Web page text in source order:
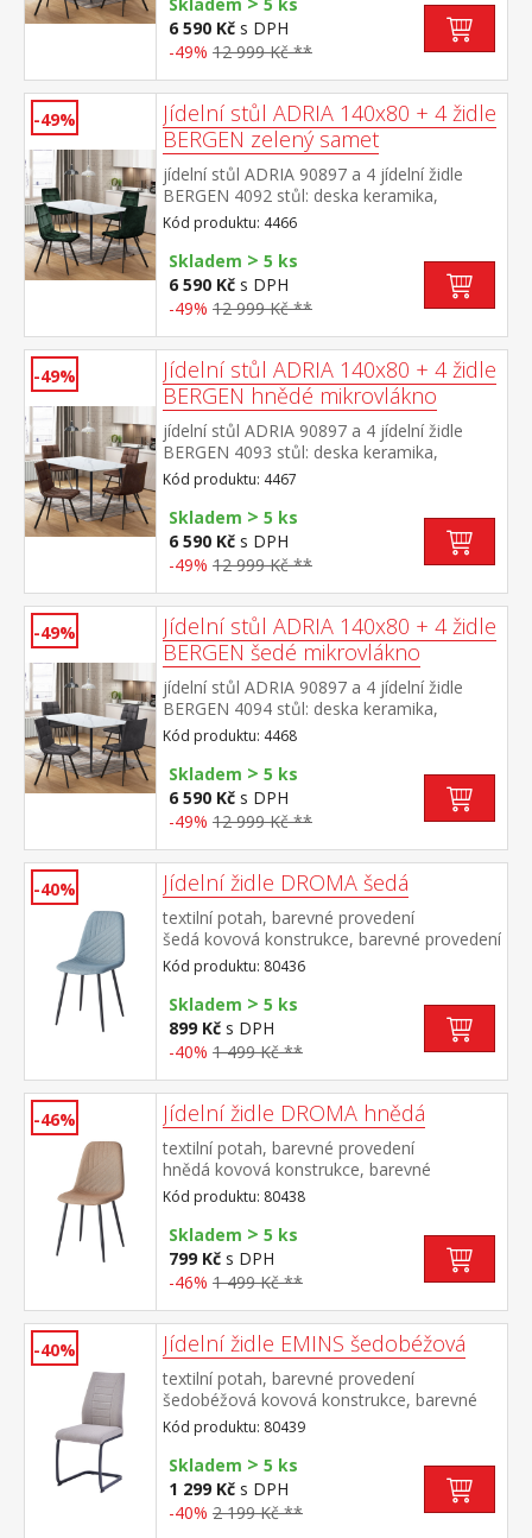
barevné provedení šedá kovová konstrukce,
barevné provedení černá výška sedu židle
cm rozměr židle (š/h/v) 45 × 53 × 88 cm
6 590 Kč s DPH
-49% 12 999 Kč **
-49%
Jídelní stůl ADRIA 140x80 + 4 židle
BERGEN zelený samet
jídelní stůl ADRIA 90897 a 4 jídelní židle
BERGEN 4092 stůl: deska keramika,
barevné provedení imitace
mramoru kovová konstrukce, barevné
provedení černá židle: sametový potah,
barevné provedení zelená kovová
konstrukce, barevné provedení černá výška
70 × 75 cm rozměr židle (š/h/v) 45 × 53 × 88
cm
Kód produktu: 4466
Skladem > 5 ks
6 590 Kč s DPH
-49% 12 999 Kč **
-49%
Jídelní stůl ADRIA 140x80 + 4 židle
BERGEN hnědé mikrovlákno
jídelní stůl ADRIA 90897 a 4 jídelní židle
BERGEN 4093 stůl: deska keramika,
barevné provedení imitace
mramoru kovová konstrukce, barevné
provedení černá židle: potah broušená kůže
– imitace mikrovlákno, barevné provedení
hnědá kovová konstrukce, barevné
cm rozměr stolu (š/h/v) 140 × 70 × 75
cm rozměr židle (š/h/v) 45 × 53 × 88 cm
Kód produktu: 4467
Skladem > 5 ks
6 590 Kč s DPH
-49% 12 999 Kč **
-49%
Jídelní stůl ADRIA 140x80 + 4 židle
BERGEN šedé mikrovlákno
jídelní stůl ADRIA 90897 a 4 jídelní židle
BERGEN 4094 stůl: deska keramika,
barevné provedení imitace
mramoru kovová konstrukce, barevné
provedení černá židle: potah broušená kůže
– imitace mikrovlákno, barevné provedení
antracitová kovová konstrukce, barevné
cm rozměr stolu (š/h/v) 140 × 70 × 75
cm rozměr židle (š/h/v) 45 × 53 × 88 cm
Kód produktu: 4468
Skladem > 5 ks
6 590 Kč s DPH
-49% 12 999 Kč **
-40% Jídelní židle DROMA šedá
textilní potah, barevné provedení
šedá kovová konstrukce, barevné provedení
černá výška sedu 47 cm doporučená
nosnost do 120 kg
Kód produktu: 80436
Skladem > 5 ks
899 Kč s DPH
-40% 1 499 Kč **
-46% Jídelní židle DROMA hnědá
textilní potah, barevné provedení
hnědá kovová konstrukce, barevné
provedení černá výška sedu 47
cm doporučená nosnost do 120 kg
Kód produktu: 80438
Skladem > 5 ks
799 Kč s DPH
-46% 1 499 Kč **
-40% Jídelní židle EMINS šedobéžová
textilní potah, barevné provedení
šedobéžová kovová konstrukce, barevné
provedení černá výška sedu 48
cm doporučená nosnost do 120 kg
Kód produktu: 80439
Skladem > 5 ks
1 299 Kč s DPH
-40% 2 199 Kč **